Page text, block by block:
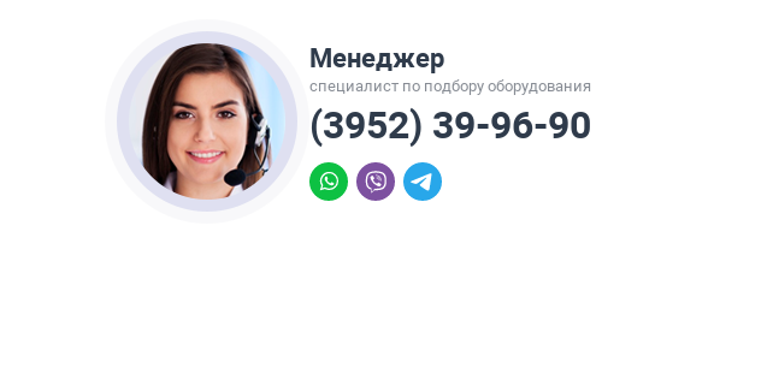
Менеджер
специалист по подбору оборудования
(3952) 39-96-90